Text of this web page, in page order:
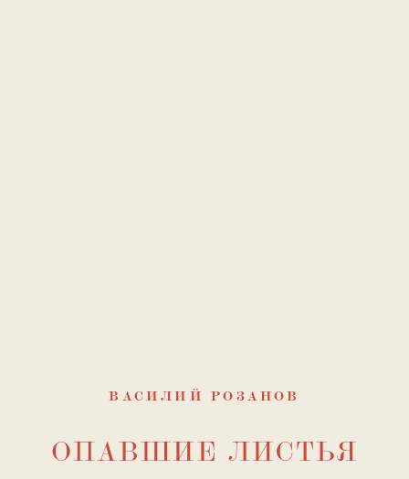
ВАСИЛИЙ РОЗАНОВ
ОПАВШИЕ ЛИСТЬЯ